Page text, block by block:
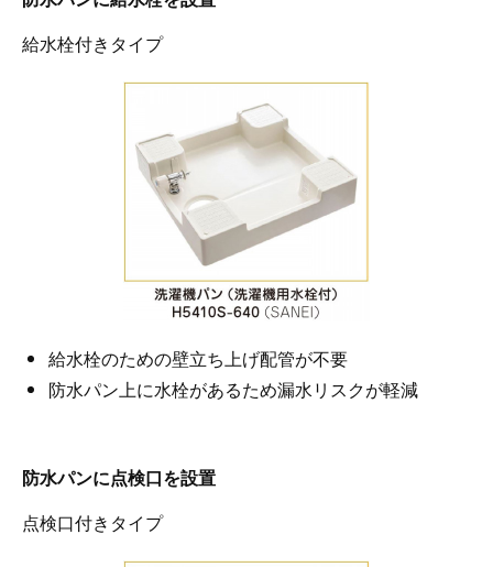
給水栓付きタイプ
給水栓のための壁立ち上げ配管が不要
防水パン上に水栓があるため漏水リスクが軽減
防水パンに点検口を設置
点検口付きタイプ